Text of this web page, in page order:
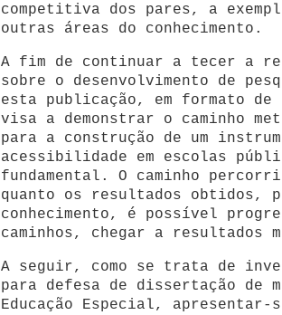
competitiva dos pares, a
outras áreas do conhecimento.
A fim de continuar a tecer a
sobre o desenvolvimento de
esta publicação, em formato
visa a demonstrar o caminho
para a construção de um
acessibilidade em escolas
fundamental. O caminho
quanto os resultados obtidos,
conhecimento, é possível
caminhos, chegar a resultados
A seguir, como se trata de
para defesa de dissertação de
Educação Especial,